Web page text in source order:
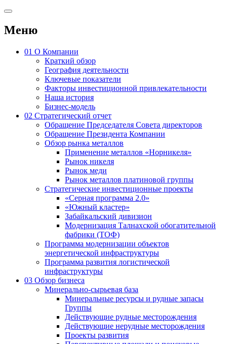
Меню
01 О Компании
Краткий обзор
География деятельности
Ключевые показатели
Факторы инвестиционной привлекательности
Наша история
Бизнес-модель
02 Стратегический отчет
Обращение Председателя Совета директоров
Обращение Президента Компании
Обзор рынка металлов
Применение металлов «Норникеля»
Рынок никеля
Рынок меди
Рынок металлов платиновой группы
Стратегические инвестиционные проекты
«Серная программа 2.0»
«Южный кластер»
Забайкальский дивизион
Модернизация Талнахской обогатительной
фабрики (ТОФ)
Программа модернизации объектов
энергетической инфраструктуры
Программа развития логистической
инфраструктуры
03 Обзор бизнеса
Минерально-сырьевая база
Минеральные ресурсы и рудные запасы
Группы
Действующие рудные месторождения
Действующие нерудные месторождения
Проекты развития